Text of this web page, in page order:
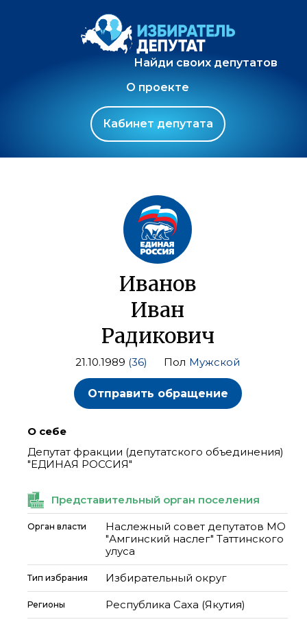
Найди своих депутатов
О проекте
Кабинет депутата
Иванов
Иван
Радикович
21.10.1989 (36) Пол Мужской
Отправить обращение
О себе
Депутат фракции (депутатского объединения)
"ЕДИНАЯ РОССИЯ"
Представительный орган поселения
Орган власти
Наслежный совет депутатов МО
"Амгинский наслег" Таттинского
улуса
Тип избрания Избирательный округ
Регионы Республика Саха (Якутия)